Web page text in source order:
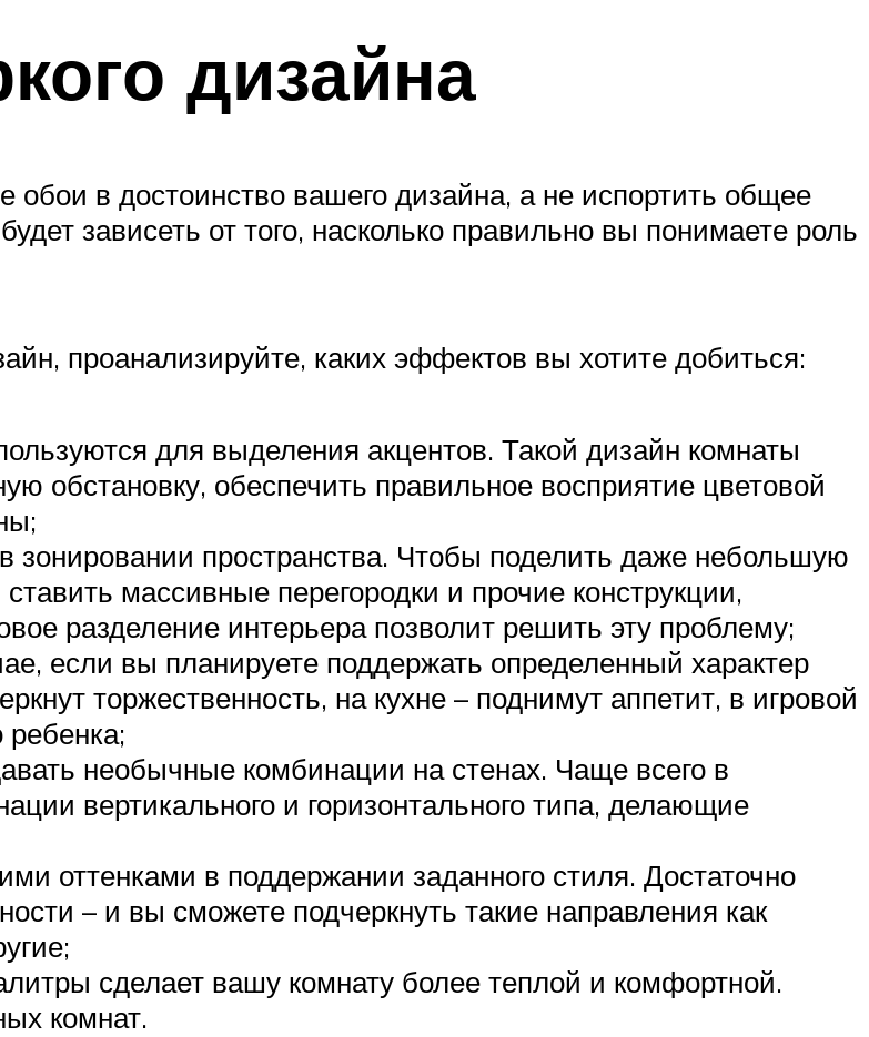
дизайна
обои в достоинство вашего дизайна, а не испортить общее
зависеть от того, насколько правильно вы понимаете роль
проанализируйте, каких эффектов вы хотите добиться:
для выделения акцентов. Такой дизайн комнаты
обстановку, обеспечить правильное восприятие цветовой
пространства. Чтобы поделить даже небольшую
массивные перегородки и прочие конструкции,
разделение интерьера позволит решить эту проблему;
если вы планируете поддержать определенный характер
торжественность, на кухне – поднимут аппетит, в игровой
ребенка;
необычные комбинации на стенах. Чаще всего в
вертикального и горизонтального типа, делающие
оттенками в поддержании заданного стиля. Достаточно
– и вы сможете подчеркнуть такие направления как
сделает вашу комнату более теплой и комфортной.
комнат.